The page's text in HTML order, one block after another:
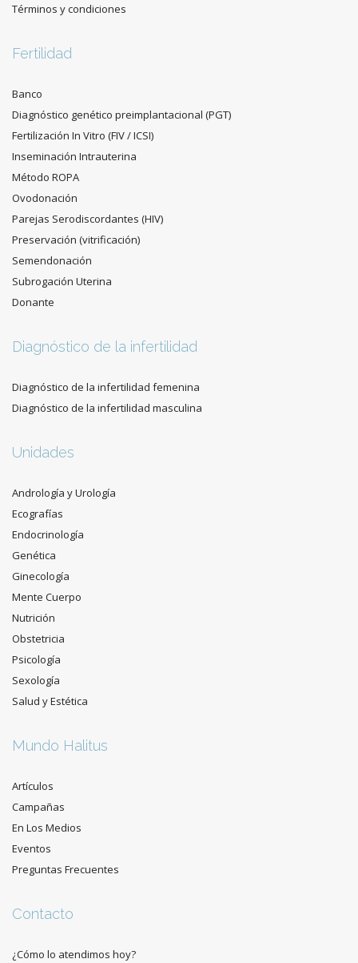
Términos y condiciones
Fertilidad
Banco
Diagnóstico genético preimplantacional (PGT)
Fertilización In Vitro (FIV / ICSI)
Inseminación Intrauterina
Método ROPA
Ovodonación
Parejas Serodiscordantes (HIV)
Preservación (vitrificación)
Semendonación
Subrogación Uterina
Donante
Diagnóstico de la infertilidad
Diagnóstico de la infertilidad femenina
Diagnóstico de la infertilidad masculina
Unidades
Andrología y Urología
Ecografías
Endocrinología
Genética
Ginecología
Mente Cuerpo
Nutrición
Obstetricia
Psicología
Sexología
Salud y Estética
Mundo Halitus
Artículos
Campañas
En Los Medios
Eventos
Preguntas Frecuentes
Contacto
¿Cómo lo atendimos hoy?